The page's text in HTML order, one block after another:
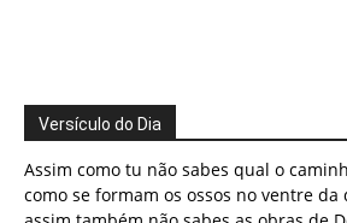
Versículo do Dia
Assim como tu não sabes qual o
como se formam os ossos no ventre da